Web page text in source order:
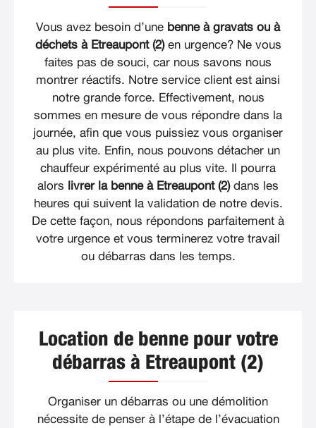
Vous avez besoin d’une benne à gravats ou à
déchets à Etreaupont (2)en urgence? Ne vous
faites pas de souci, car nous savons nous
montrer réactifs. Notre service client est ainsi
notre grande force. Effectivement, nous
sommes en mesure de vous répondre dans la
journée, afin que vous puissiez vous organiser
au plus vite. Enfin, nous pouvons détacher un
chauffeur expérimenté au plus vite. Il pourra
alors
livrer la benne à Etreaupont (2)dans les
heures qui suivent la validation de notre devis.
De cette façon, nous répondons parfaitement à
votre urgence et vous terminerez votre travail
ou débarras dans les temps.
Location de benne pour votre
débarras à Etreaupont (2)
Organiser un débarras ou une démolition
nécessite de penser à l’étape de l’évacuation